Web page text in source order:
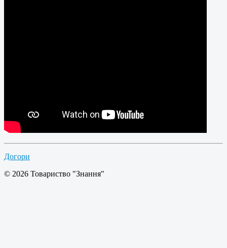
Догори
© 2026 Товариство "Знання"